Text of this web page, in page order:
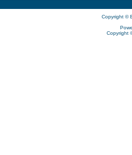
Copyright ©
Copyright